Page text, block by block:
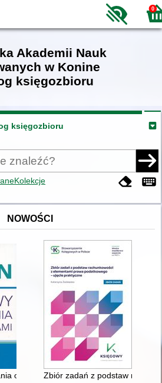
0
Akademii Nauk
w Konine
księgozbioru
księgozbioru
Kolekcje
NOWOŚCI
organizacjamiZbiór zadań z podstaw